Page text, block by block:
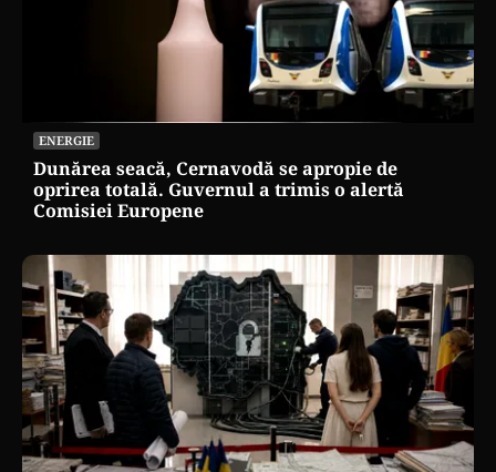
ENERGIE
Dunărea seacă, Cernavodă se apropie de
oprirea totală. Guvernul a trimis o alertă
Comisiei Europene